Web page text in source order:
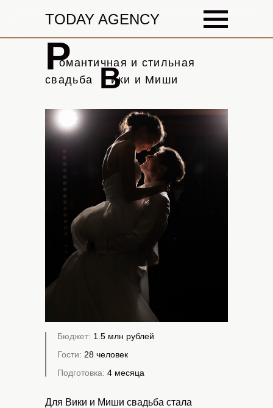
TODAY AGENCY
LET'S
GO!
Бюджет: 1.5 млн рублей
Гости: 28 человек
Подготовка: 4 месяца
Для Вики и Миши свадьба стала
К iомантичная и стильная
свадьба
Вiiики и Миши
P B